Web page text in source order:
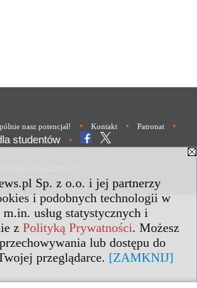
Sp. z o.o. i jej partnerzy
i podobnych technologii w
usług statystycznych i
z Polityką Prywatności. Możesz
lub dostępu do
przeglądarce. [ZAMKNIJ]
nasz potencjał! • Kontakt • Patronat •
studentów •